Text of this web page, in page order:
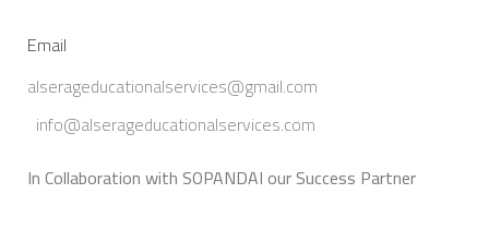
Email
alserageducationalservices@gmail.com
info@alserageducationalservices.com
In Collaboration with SOPANDAI our Success Partner